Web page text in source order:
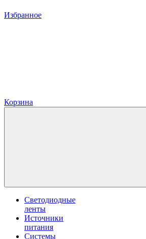
Избранное
Корзина
Светодиодные
ленты
Источники
питания
Системы